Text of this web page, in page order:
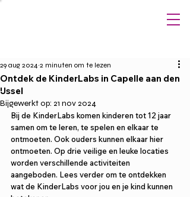
Ontdek de KinderLabs in Capelle aan den
IJssel
29 aug 2024 2 minuten om te lezen
Bijgewerkt op: 21 nov 2024
Bij de KinderLabs komen kinderen tot 12 jaar
samen om te leren, te spelen en elkaar te
ontmoeten. Ook ouders kunnen elkaar hier
ontmoeten. Op drie veilige en leuke locaties
worden verschillende activiteiten
aangeboden. Lees verder om te ontdekken
wat de KinderLabs voor jou en je kind kunnen